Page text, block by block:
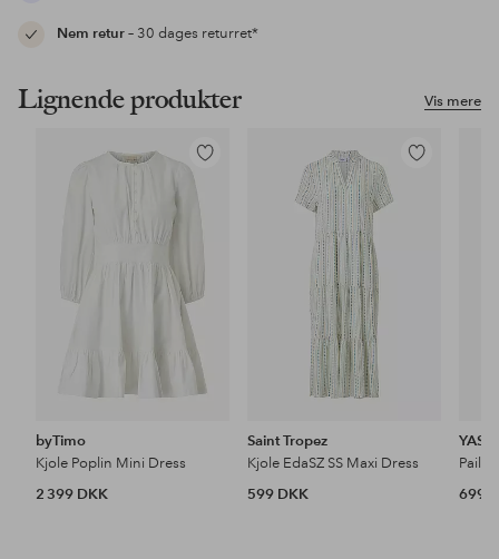
Nem retur– 30 dages returret*
Vis mere
Lignende produkter
Tilføj
til
byTimo
Kjole Poplin Mini Dress
2 399 DKK
Tilføj
Saint Tropez
Kjole EdaSZ SS Maxi Dress
599 DKK
YAS
699